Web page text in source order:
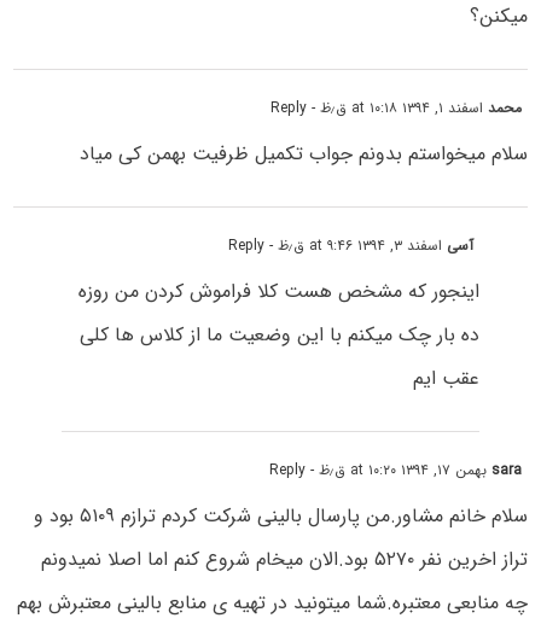
میکنن؟
محمداسفند ۱, ۱۳۹۴ at ۱۰:۱۸ ق٫ظ - Reply
سلام میخواستم بدونم جواب تکمیل ظرفیت بهمن کی میاد
آسی اسفند ۳, ۱۳۹۴ at ۹:۴۶ ق٫ظ - Reply
اینجور که مشخص هست کلا فراموش کردن من روزه
ده بار چک میکنم با این وضعیت ما از کلاس ها کلی
عقب ایم
sara بهمن ۱۷, ۱۳۹۴ at ۱۰:۲۰ ق٫ظ - Reply
سلام خانم مشاور.من پارسال بالینی شرکت کردم ترازم ۵۱۰۹ بود و
تراز اخرین نفر ۵۲۷۰ بود.الان میخام شروع کنم اما اصلا نمیدونم
چه منابعی معتبره.شما میتونید در تهیه ی منابع بالینی معتبرش بهم